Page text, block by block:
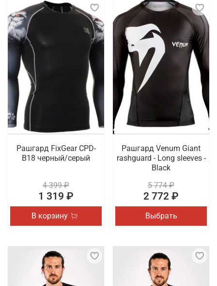
Рашгард FixGear CPD-
B18 черный/серый
4 399 ₽
1 319 ₽
В корзину
Рашгард Venum Giant
rashguard - Long sleeves -
Black
5 774 ₽
2 772 ₽
Выбрать